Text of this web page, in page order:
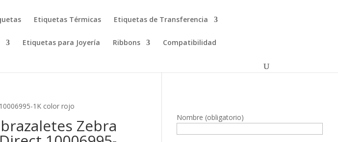
Etiquetas Térmicas Etiquetas de Transferencia
Etiquetas para Joyería Ribbons Compatibilidad
1K color rojo
Zebra Nombre (obligatorio)